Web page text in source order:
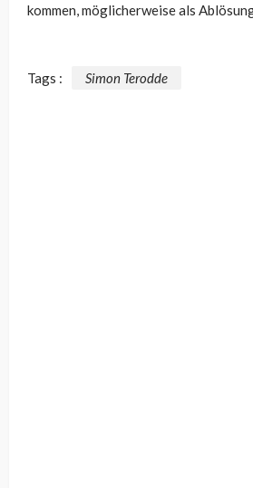
kommen, möglicherweise als
Tags : Simon Terodde